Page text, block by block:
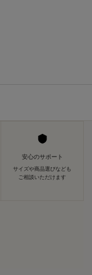
安心のサポート
サイズや商品選びなども
ご相談いただけます